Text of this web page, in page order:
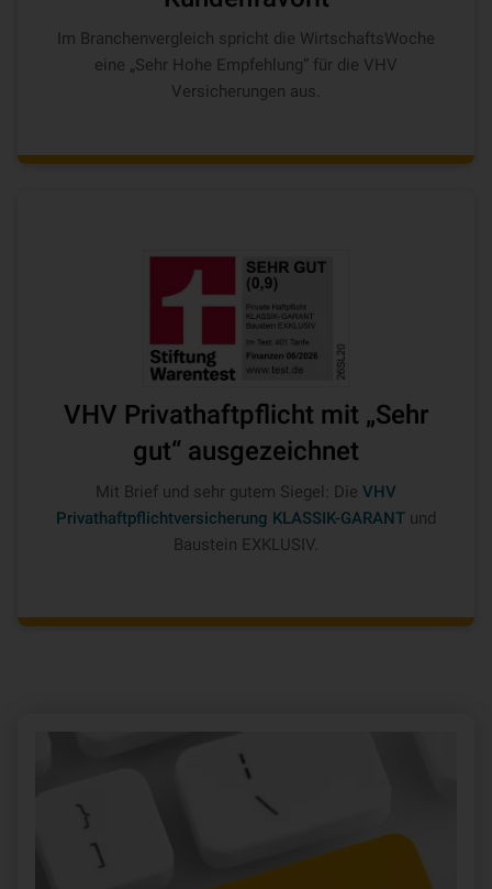
Im Branchenvergleich spricht die WirtschaftsWoche
eine „Sehr Hohe Empfehlung“ für die VHV
Versicherungen aus.
VHV Privathaftpflicht mit „Sehr
gut“ ausgezeichnet
Mit Brief und sehr gutem Siegel: Die VHV
Privathaftpflichtversicherung KLASSIK-GARANT und
Baustein EXKLUSIV.